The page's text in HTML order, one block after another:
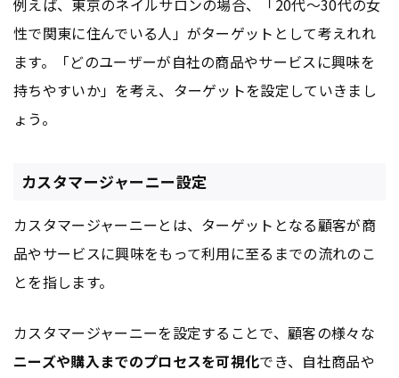
性で関東に住んでいる人」がターゲットとして考えれれ
ます。「どのユーザーが自社の商品やサービスに興味を
持ちやすいか」を考え、ターゲットを設定していきまし
ょう。
カスタマージャーニー設定
カスタマージャーニーとは、ターゲットとなる顧客が商
品やサービスに興味をもって利用に至るまでの流れのこ
とを指します。
カスタマージャーニーを設定することで、顧客の様々な
ニーズや購入までのプロセスを可視化でき、自社商品や